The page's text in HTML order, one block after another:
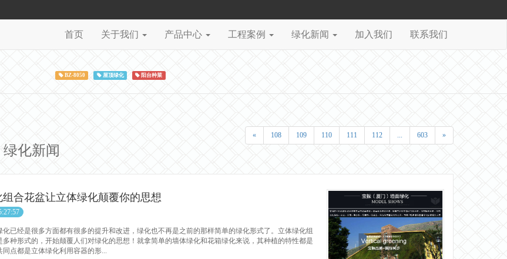
首页 关于我们 产品中心 工程案例 绿化新闻 加入我们 联系我们
BZ-8050 屋顶绿化 阳台种菜
绿化新闻
« 108 109 110 111 112 ... 603 »
组合花盆让立体绿化颠覆你的思想
经是很多方面都有很多的提升和改进，绿化也不再是之前的那样简单的绿化形式了。立体绿化组
多种形式的，开始颠覆人们对绿化的思想！就拿简单的墙体绿化和花箱绿化来说，其种植的特性都是
同点都是立体绿化利用容器的形...